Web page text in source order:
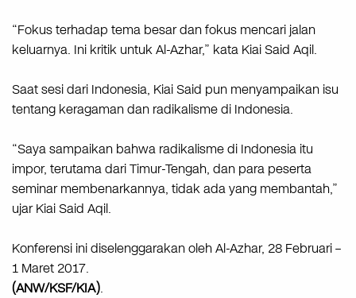
“Fokus terhadap tema besar dan fokus mencari jalan
keluarnya. Ini kritik untuk Al-Azhar,” kata Kiai Said Aqil.
Saat sesi dari Indonesia, Kiai Said pun menyampaikan isu
tentang keragaman dan radikalisme di Indonesia.
“Saya sampaikan bahwa radikalisme di Indonesia itu
impor, terutama dari Timur-Tengah, dan para peserta
seminar membenarkannya, tidak ada yang membantah,”
ujar Kiai Said Aqil.
Konferensi ini diselenggarakan oleh Al-Azhar, 28 Februari –
1 Maret 2017.
(ANW/KSF/KIA).